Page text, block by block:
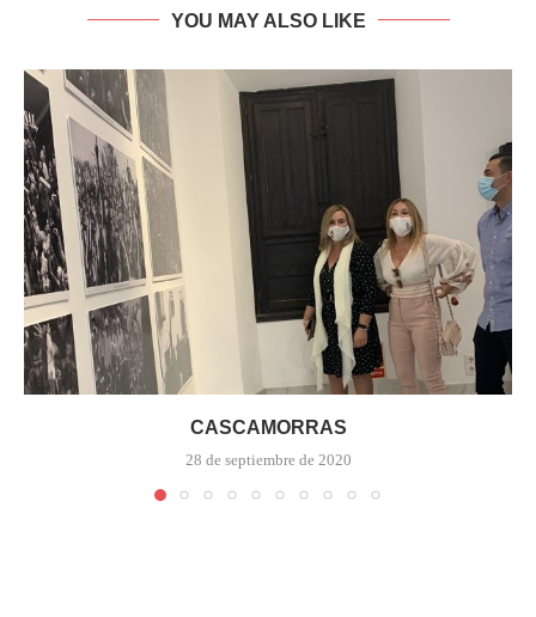
YOU MAY ALSO LIKE
CASCAMORRAS
28 de septiembre de 2020